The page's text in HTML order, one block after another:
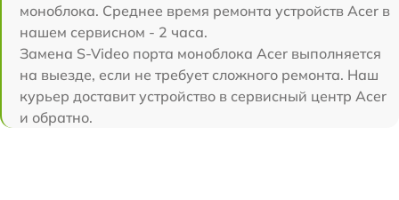
моноблока. Среднее время ремонта устройств Acer в
нашем сервисном - 2 часа.
Замена S-Video порта моноблока Acer выполняется
на выезде, если не требует сложного ремонта. Наш
курьер доставит устройство в сервисный центр Acer
и обратно.